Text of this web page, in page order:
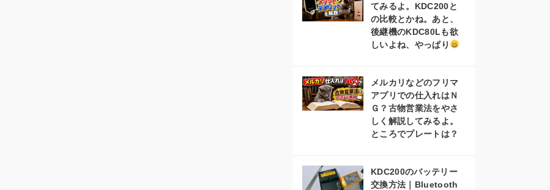
てみるよ。KDC200と
の比較とかね。あと、
後継機のKDC80Lも欲
しいよね、やっぱり
メルカリなどのフリマ
アプリでの仕入れはＮ
Ｇ？古物営業法をやさ
しく解説してみるよ。
ところでプレートは？
KDC200のバッテリー
交換方法｜Bluetooth